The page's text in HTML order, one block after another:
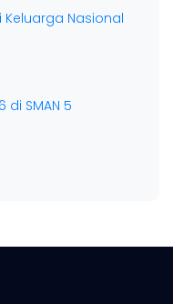
Keluarga Nasional
di SMAN 5